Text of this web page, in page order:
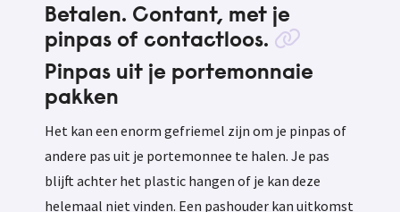
Betalen. Contant, met je
pinpas of contactloos.
Pinpas uit je portemonnaie
pakken
Het kan een enorm gefriemel zijn om je pinpas of
andere pas uit je portemonnee te halen. Je pas
blijft achter het plastic hangen of je kan deze
helemaal niet vinden. Een pashouder kan uitkomst